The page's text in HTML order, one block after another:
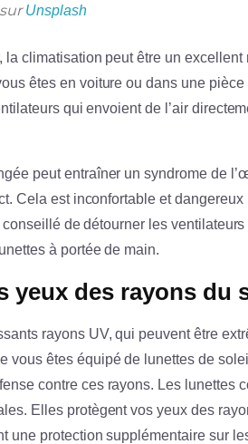
surUnsplash
la climatisation peut être un
êtes en voiture ou dans une
qui envoient de l’air
peut entraîner un syndrome de
Cela est inconfortable et
de détourner les
à portée de main.
yeux des rayons du
rayons UV, qui peuvent être
vous êtes équipé de lunettes de
contre ces rayons. Les lunettes
Elles protègent vos yeux des
une protection supplémentaire sur